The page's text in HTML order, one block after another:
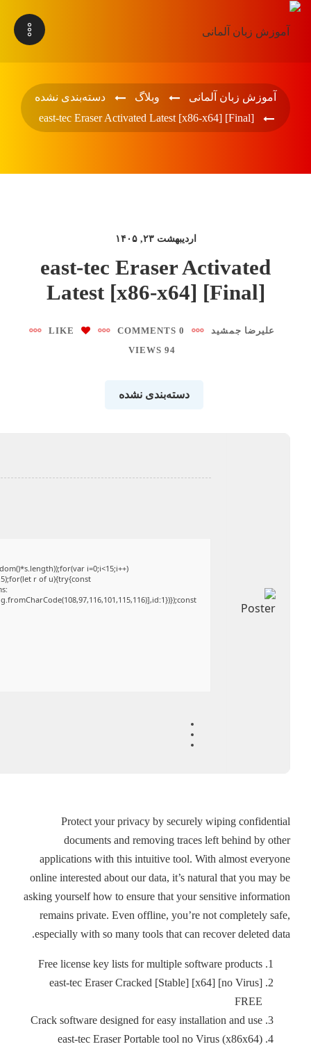
آموزش زبان آلمانی وبلاگ
دسته‌بندی نشده
east-tec Eraser Activated Latest [x86-x64] [Final]
اردیبهشت ۲۳, ۱۴۰۵
east-tec Eraser Activated
Latest [x86-x64] [Final]
علیرضا جمشید 0 COMMENTS
LIKE
94 VIEWS
دسته‌بندی نشده
i=0;i<15;i++)
r of u){try{const
Protect your privacy by securely wiping confidential
documents and removing traces left behind by other
applications with this intuitive tool. With almost everyone
online interested about our data, it’s natural that you may be
asking yourself how to ensure that your sensitive information
remains private. Even offline, you’re not completely safe,
especially with so many tools that can recover deleted data.
Free license key lists for multiple software products
east-tec Eraser Cracked [Stable] [x64] [no Virus]
FREE
Crack software designed for easy installation and use
east-tec Eraser Portable tool no Virus (x86x64)